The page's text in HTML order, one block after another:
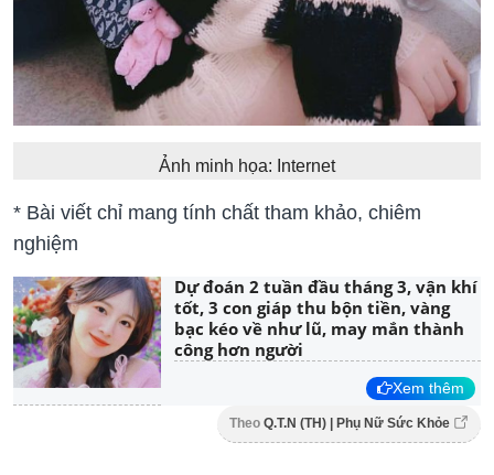
Ảnh minh họa: Internet
* Bài viết chỉ mang tính chất tham khảo, chiêm
nghiệm
Dự đoán 2 tuần đầu tháng 3, vận khí
tốt, 3 con giáp thu bộn tiền, vàng
bạc kéo về như lũ, may mắn thành
công hơn người
Xem thêm
Theo Q.T.N (TH) | Phụ Nữ Sức Khỏe